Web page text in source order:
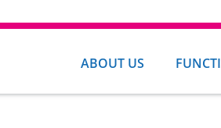
ABOUT US